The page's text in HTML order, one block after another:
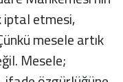
iptal etmesi,
mesele artık
Mesele;